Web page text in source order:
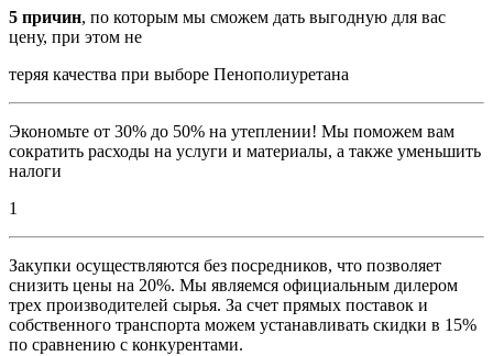
5 причин, по которым мы сможем дать выгодную для вас
цену, при этом не
теряя качества при выборе Пенополиуретана
Экономьте от 30% до 50% на утеплении! Мы поможем вам
сократить расходы на услуги и материалы, а также уменьшить
налоги
1
Закупки осуществляются без посредников, что позволяет
снизить цены на 20%. Мы являемся официальным дилером
трех производителей сырья. За счет прямых поставок и
собственного транспорта можем устанавливать скидки в 15%
по сравнению с конкурентами.